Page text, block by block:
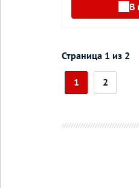
В
Страница 1 из 2
1 2